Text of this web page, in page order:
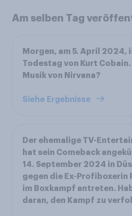
Am selben Tag
Morgen, am 5. April 2024,
Todestag von Kurt
Musik von Nirvana?
Siehe Ergebnisse
Der ehemalige TV-
hat sein Comeback
14. September 2024 in
gegen die Ex-Profiboxerin
im Boxkampf antreten.
daran, den Kampf zu